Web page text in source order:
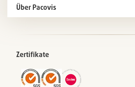
Über Pacovis
Zertifikate